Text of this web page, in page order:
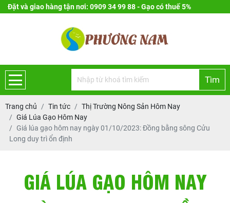
Đặt và giao hàng tận nơi: 0909 34 99 88 - Gạo có thuế 5%
Tìm
Trang chủ Tin tức
Thị Trường Nông Sản Hôm Nay
Giá Lúa Gạo Hôm Nay
Giá lúa gạo hôm nay ngày 01/10/2023: Đồng bằng sông Cửu
Long duy trì ổn định
GIÁ LÚA GẠO HÔM NAY